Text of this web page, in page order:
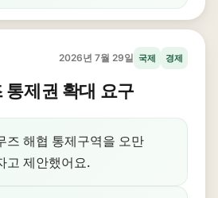
2026년 7월 29일 국제 경제
통제권 확대 요구
즈 해협 통제구역을 오만
고 제안했어요.